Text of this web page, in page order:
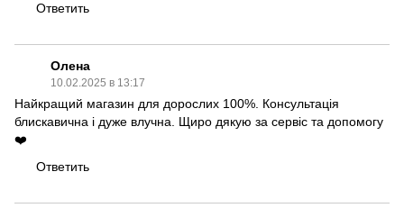
Ответить
Олена
10.02.2025 в 13:17
Найкращий магазин для дорослих 100%. Консультація
блискавична і дуже влучна. Щиро дякую за сервіс та допомогу
❤️
Ответить